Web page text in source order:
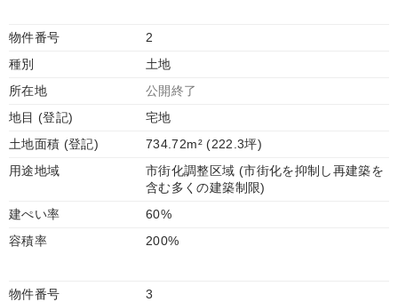
物件番号
2
種別
土地
所在地
公開終了
地目 (登記)
宅地
土地面積 (登記)
734.72m² (222.3坪)
用途地域
市街化調整区域 (市街化を抑制し再建築を
含む多くの建築制限)
建ぺい率
60%
容積率
200%
物件番号
3